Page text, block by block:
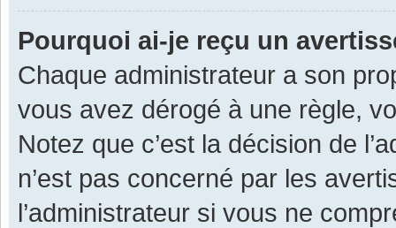
Pourquoi ai-je reçu un
Chaque administrateur a son
vous avez dérogé à une règle,
Notez que c’est la décision de
n’est pas concerné par les
l’administrateur si vous ne